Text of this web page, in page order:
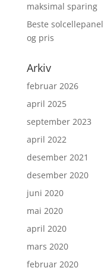
maksimal sparing
Beste
og pris
Arkiv
februar 2026
april 2025
september 2023
april 2022
desember 2021
desember 2020
juni 2020
mai 2020
april 2020
mars 2020
februar 2020